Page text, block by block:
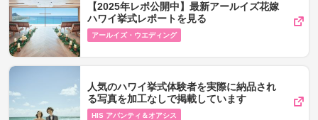
【2025年レポ公開中】最新アールイズ花嫁
ハワイ挙式レポートを見る
アールイズ・ウエディング
人気のハワイ挙式体験者を実際に納品され
る写真を加工なしで掲載しています
HIS アバンティ＆オアシス